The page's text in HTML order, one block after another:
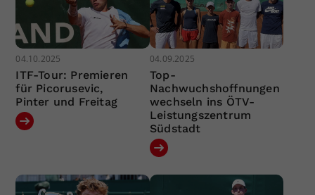
04.10.2025
ITF-Tour: Premieren
für Picorusevic,
Pinter und Freitag
04.09.2025
Top-
Nachwuchshoffnungen
wechseln ins ÖTV-
Leistungszentrum
Südstadt